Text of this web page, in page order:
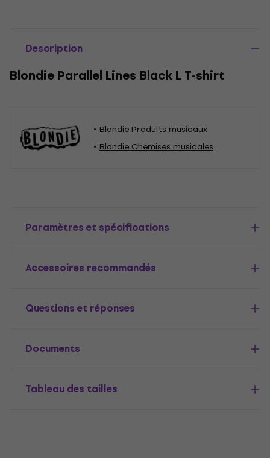
Description
Blondie Parallel Lines Black L T-shirt
Blondie Produits musicaux
Blondie Chemises musicales
Paramètres et spécifications
Accessoires recommandés
Questions et réponses
Documents
Tableau des tailles